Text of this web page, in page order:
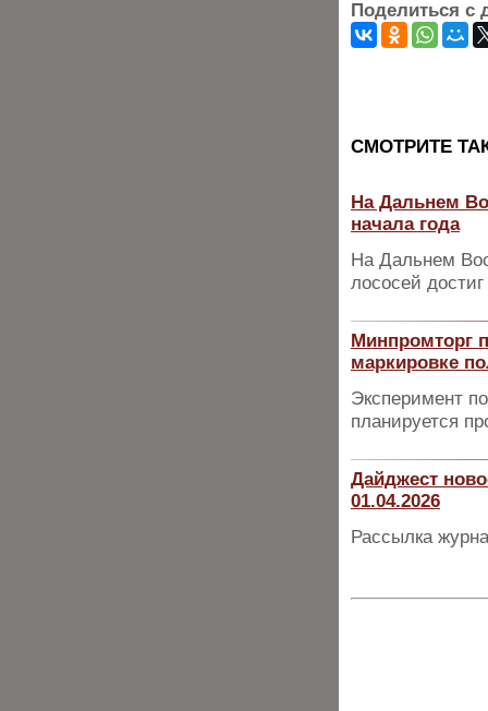
Поделиться с
CМОТРИТЕ
На Дальнем
начала года
На Дальнем
лососей
Минпромторг
маркировке
Эксперимент
планируется
Дайджест
01.04.2026
Рассылка